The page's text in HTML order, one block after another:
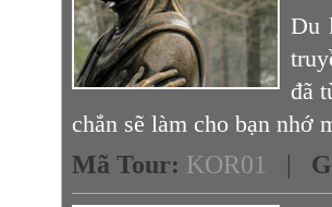
Du
đã
chắn sẽ làm cho bạn nhớ
Mã Tour: KOR01 |